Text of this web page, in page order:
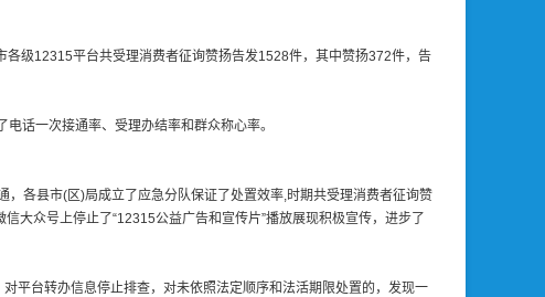
级12315平台共受理消费者征询赞扬告发1528件，其中赞扬372件，告
话一次接通率、受理办结率和群众称心率。
各县市(区)局成立了应急分队保证了处置效率,时期共受理消费者征询赞
大众号上停止了“12315公益广告和宣传片”播放展现积极宣传，进步了
平台转办信息停止排查，对未依照法定顺序和法活期限处置的，发现一